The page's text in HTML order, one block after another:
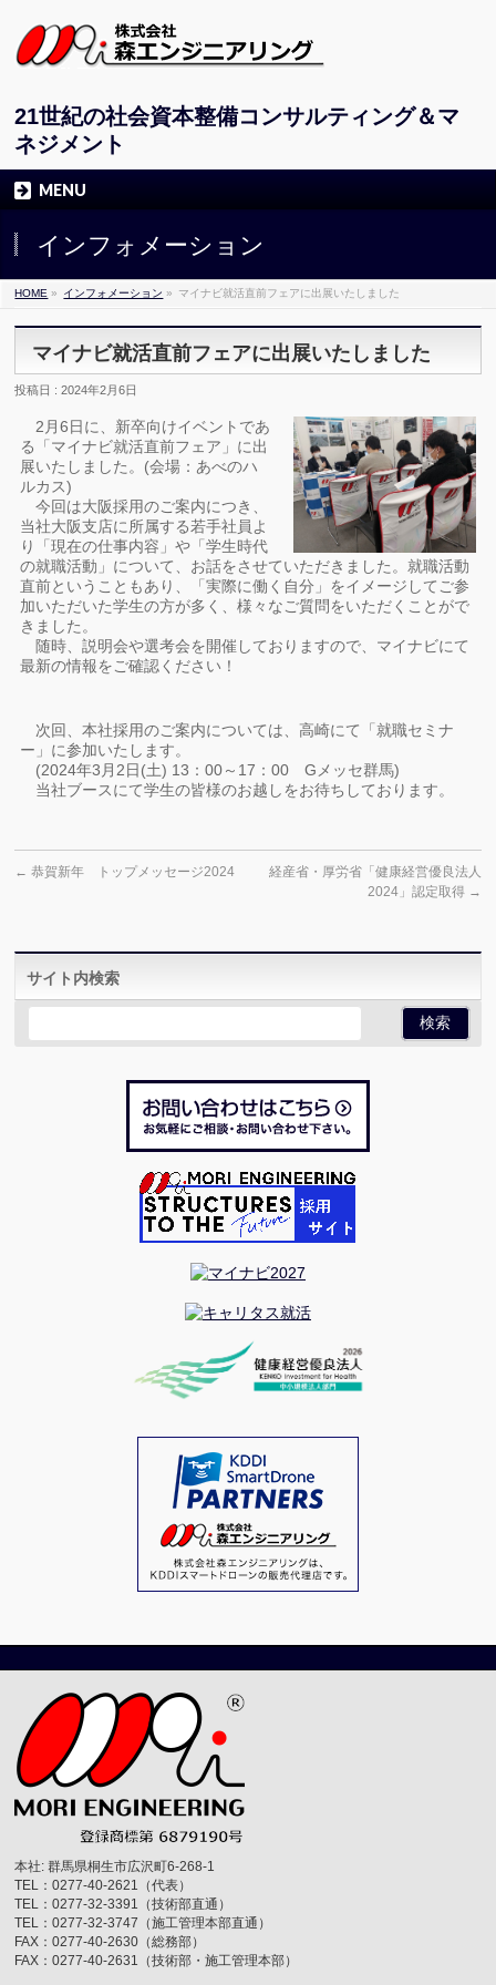
21世紀の社会資本整備コンサルティング＆マ
ネジメント
MENU
インフォメーション
HOME » インフォメーション » マイナビ就活直前フェアに出展いたしました
マイナビ就活直前フェアに出展いたしました
投稿日 : 2024年2月6日
2月6日に、新卒向けイベントであ
る「マイナビ就活直前フェア」に出
展いたしました。(会場：あべのハ
ルカス)
今回は大阪採用のご案内につき、
当社大阪支店に所属する若手社員よ
り「現在の仕事内容」や「学生時代
の就職活動」について、お話をさせていただきました。就職活動
直前ということもあり、「実際に働く自分」をイメージしてご参
加いただいた学生の方が多く、様々なご質問をいただくことがで
きました。
随時、説明会や選考会を開催しておりますので、マイナビにて
最新の情報をご確認ください！
次回、本社採用のご案内については、高崎にて「就職セミナ
ー」に参加いたします。
(2024年3月2日(土) 13：00～17：00 Gメッセ群馬)
当社ブースにて学生の皆様のお越しをお待ちしております。
← 恭賀新年 トップメッセージ2024
経産省・厚労省「健康経営優良法人
2024」認定取得 →
サイト内検索
本社: 群馬県桐生市広沢町6-268-1
TEL：0277-40-2621（代表）
TEL：0277-32-3391（技術部直通）
TEL：0277-32-3747（施工管理本部直通）
FAX：0277-40-2630（総務部）
FAX：0277-40-2631（技術部・施工管理本部）